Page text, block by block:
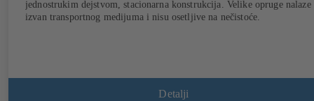
jednostrukim dejstvom, stacionarna konstrukcija. Velike opruge nalaze
izvan transportnog medijuma i nisu osetljive na nečistoće.
Detalji